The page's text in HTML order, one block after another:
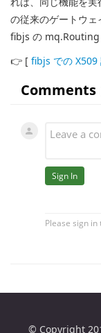
の従来のゲートウェ
fibjs の mq.Routing
👉 [ fibjs での X509
© Copyright